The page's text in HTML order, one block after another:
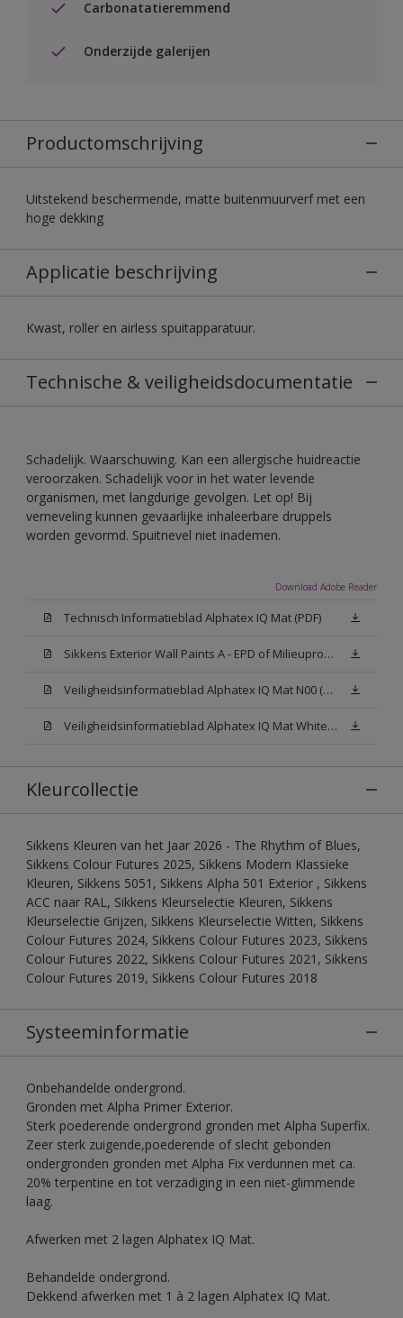
Carbonatatieremmend
Onderzijde galerijen
Productomschrijving
Uitstekend beschermende, matte buitenmuurverf met een
hoge dekking
Applicatie beschrijving
Kwast, roller en airless spuitapparatuur.
Technische & veiligheidsdocumentatie
Schadelijk. Waarschuwing. Kan een allergische huidreactie
veroorzaken. Schadelijk voor in het water levende
organismen, met langdurige gevolgen. Let op! Bij
verneveling kunnen gevaarlijke inhaleerbare druppels
worden gevormd. Spuitnevel niet inademen.
Download Adobe Reader
Technisch Informatieblad Alphatex IQ Mat (PDF)
Sikkens Exterior Wall Paints A - EPD of Milieuproductverklaring
Veiligheidsinformatieblad Alphatex IQ Mat N00 (MSDS)
Veiligheidsinformatieblad Alphatex IQ Mat White W05 (MSDS)
Kleurcollectie
Sikkens Kleuren van het Jaar 2026 - The Rhythm of Blues,
Sikkens Colour Futures 2025, Sikkens Modern Klassieke
Kleuren, Sikkens 5051, Sikkens Alpha 501 Exterior , Sikkens
ACC naar RAL, Sikkens Kleurselectie Kleuren, Sikkens
Kleurselectie Grijzen, Sikkens Kleurselectie Witten, Sikkens
Colour Futures 2024, Sikkens Colour Futures 2023, Sikkens
Colour Futures 2022, Sikkens Colour Futures 2021, Sikkens
Colour Futures 2019, Sikkens Colour Futures 2018
Systeeminformatie
Onbehandelde ondergrond.
Gronden met Alpha Primer Exterior.
Sterk poederende ondergrond gronden met Alpha Superfix.
Zeer sterk zuigende,poederende of slecht gebonden
ondergronden gronden met Alpha Fix verdunnen met ca.
20% terpentine en tot verzadiging in een niet-glimmende
laag.
Afwerken met 2 lagen Alphatex IQ Mat.
Behandelde ondergrond.
Dekkend afwerken met 1 à 2 lagen Alphatex IQ Mat.